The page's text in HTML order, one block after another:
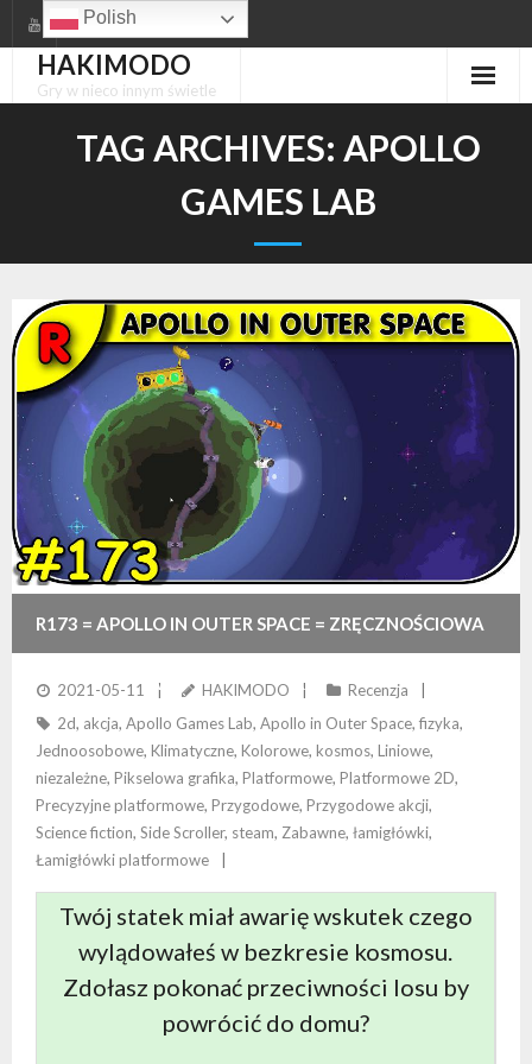
to
contentHAKIMODO
Gry w nieco innym świetle
TAG ARCHIVES: APOLLO
GAMES LAB
R173 = APOLLO IN OUTER SPACE = ZRĘCZNOŚCIOWA
ŁAMIGŁÓWKA OSADZONA W KOSMOSIE
2021-05-11 HAKIMODO
Recenzja
2d, akcja, Apollo Games Lab, Apollo in Outer Space, fizyka,
Jednoosobowe, Klimatyczne, Kolorowe, kosmos, Liniowe,
niezależne, Pikselowa grafika, Platformowe, Platformowe 2D,
Precyzyjne platformowe, Przygodowe, Przygodowe akcji,
Science fiction, Side Scroller, steam, Zabawne, łamigłówki,
Łamigłówki platformowe
Twój statek miał awarię wskutek czego
wylądowałeś w bezkresie kosmosu.
Zdołasz pokonać przeciwności losu by
powrócić do domu?
Polish